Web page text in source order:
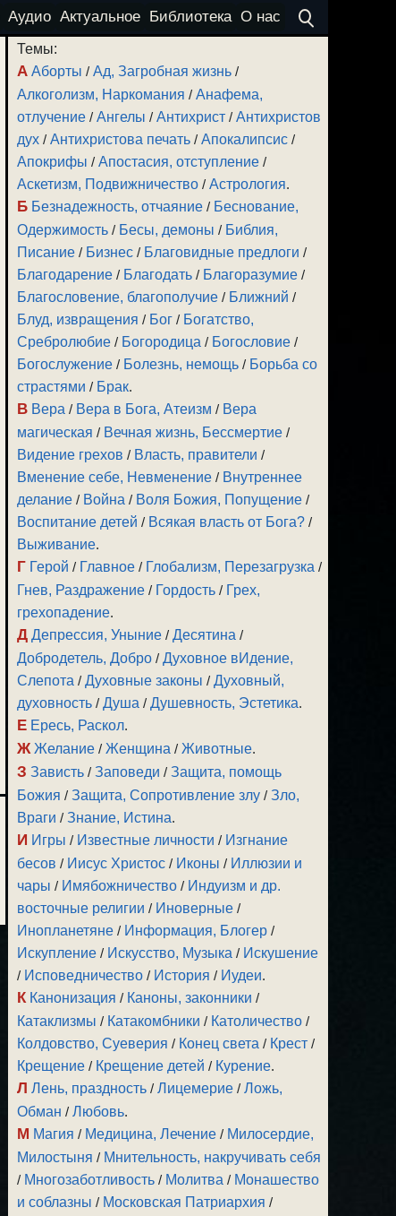
Аудио Актуальное Библиотека О нас
Темы:
А Аборты /Ад, Загробная жизнь /
Алкоголизм, Наркомания /Анафема,
отлучение /Ангелы /Антихрист /Антихристов
дух /Антихристова печать /Апокалипсис /
Апокрифы /Апостасия, отступление /
Аскетизм, Подвижничество /Астрология.
Б Безнадежность, отчаяние / Беснование,
Одержимость / Бесы, демоны / Библия,
Писание / Бизнес / Благовидные предлоги /
Благодарение / Благодать / Благоразумие /
Благословение, благополучие / Ближний /
Блуд, извращения / Бог / Богатство,
Сребролюбие / Богородица / Богословие /
Богослужение / Болезнь, немощь / Борьба со
страстями / Брак.
В Вера / Вера в Бога, Атеизм / Вера
магическая / Вечная жизнь, Бессмертие /
Видение грехов / Власть, правители /
Вменение себе, Невменение / Внутреннее
делание / Война / Воля Божия, Попущение /
Воспитание детей / Всякая власть от Бога? /
Выживание.
Г Герой / Главное / Глобализм, Перезагрузка /
Гнев, Раздражение / Гордость / Грех,
грехопадение.
Д Депрессия, Уныние /Десятина /
Добродетель, Добро /Духовное вИдение,
Слепота /Духовные законы /Духовный,
духовность /Душа /Душевность, Эстетика.
Е Ересь, Раскол.
Ж Желание /Женщина /Животные.
З Зависть /Заповеди /Защита, помощь
Божия /Защита, Сопротивление злу /Зло,
Враги /Знание, Истина.
И Игры / Известные личности / Изгнание
бесов / Иисус Христос / Иконы / Иллюзии и
чары / Имябожничество / Индуизм и др.
восточные религии / Иноверные /
Инопланетяне / Информация, Блогер /
Искупление / Искусство, Музыка / Искушение
/ Исповедничество / История / Иудеи.
К Канонизация / Каноны, законники /
Катаклизмы / Катакомбники / Католичество /
Колдовство, Суеверия / Конец света / Крест /
Крещение / Крещение детей / Курение.
Л Лень, праздность /Лицемерие /Ложь,
Обман /Любовь.
М Магия / Медицина, Лечение / Милосердие,
Милостыня / Мнительность, накручивать себя
/ Многозаботливость / Молитва / Монашество
и соблазны / Московская Патриархия /